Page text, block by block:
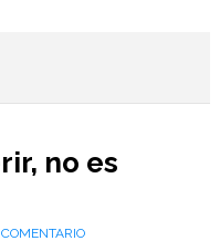
no es
COMENTARIO